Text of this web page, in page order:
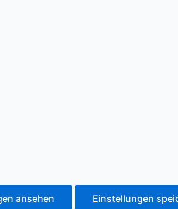
ansehen Einstellungen